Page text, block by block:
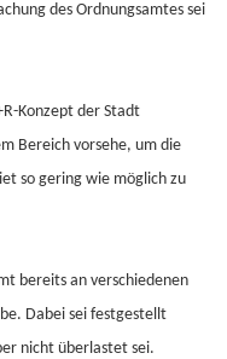
des Ordnungsamtes sei
Konzept der Stadt
Bereich vorsehe, um die
so gering wie möglich zu
bereits an verschiedenen
Dabei sei festgestellt
nicht überlastet sei.